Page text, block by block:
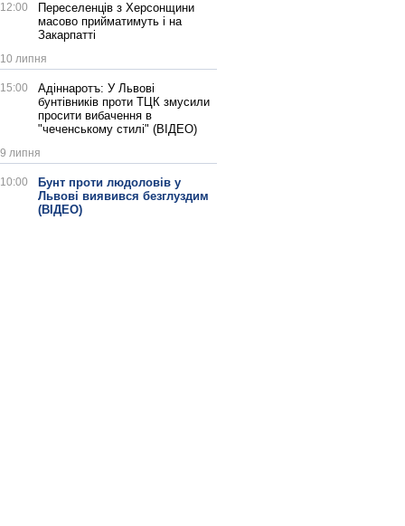
12:00
Переселенців з Херсонщини
масово прийматимуть і на
Закарпатті
10 липня
15:00
Адіннаротъ: У Львові
бунтівників проти ТЦК змусили
просити вибачення в
"чеченському стилі" (ВІДЕО)
9 липня
10:00
Бунт проти людоловів у
Львові виявився безглуздим
(ВІДЕО)